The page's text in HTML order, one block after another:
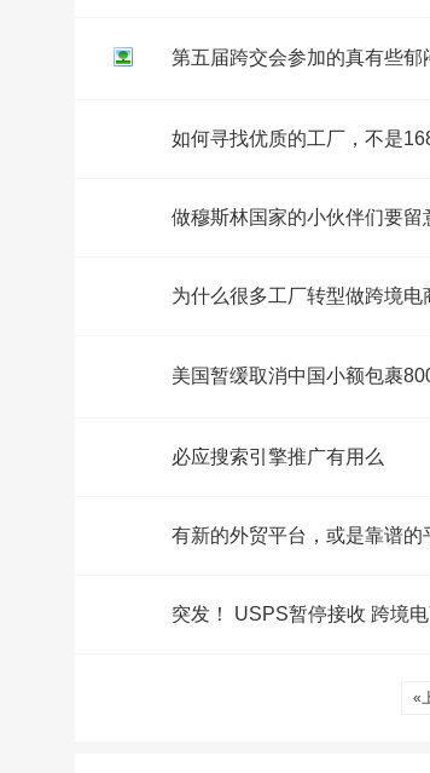
第五届跨交会参加的真有些郁
如何寻找优质的工厂，不是
做穆斯林国家的小伙伴们要留
为什么很多工厂转型做跨境电
美国暂缓取消中国小额包裹
必应搜索引擎推广有用么
有新的外贸平台，或是靠谱的
突发！ USPS暂停接收 跨境
«